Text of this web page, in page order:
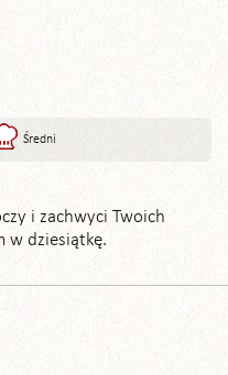
Średni
i zachwyci Twoich
w dziesiątkę.